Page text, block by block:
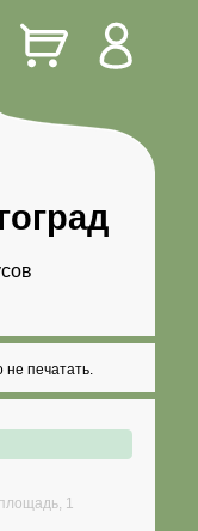
не печатать.
1